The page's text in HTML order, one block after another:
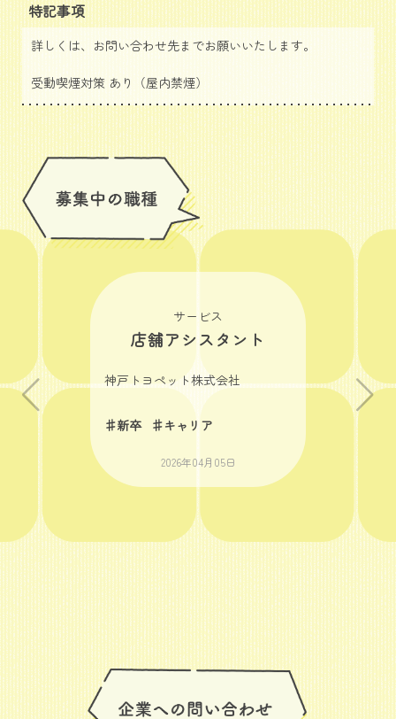
特記事項
詳しくは、お問い合わせ先までお願いいたします。
受動喫煙対策 あり（屋内禁煙）
サービス
店舗アシスタント
神戸トヨペット株式会社
♯新卒 ♯キャリア
2026年04月05日